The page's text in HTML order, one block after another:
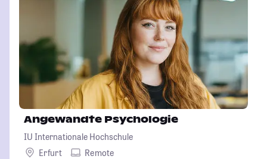
Angewandte Psychologie
IU Internationale Hochschule
Erfurt
Remote